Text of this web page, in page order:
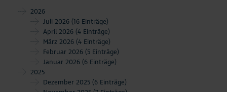
2026
Juli 2026 (16 Einträge)
April 2026 (4 Einträge)
März 2026 (4 Einträge)
Februar 2026 (5 Einträge)
Januar 2026 (6 Einträge)
2025
Dezember 2025 (6 Einträge)